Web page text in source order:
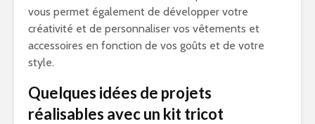
vous permet également de développer votre
créativité et de personnaliser vos vêtements et
accessoires en fonction de vos goûts et de votre
style.
Quelques idées de projets
réalisables avec un kit tricot